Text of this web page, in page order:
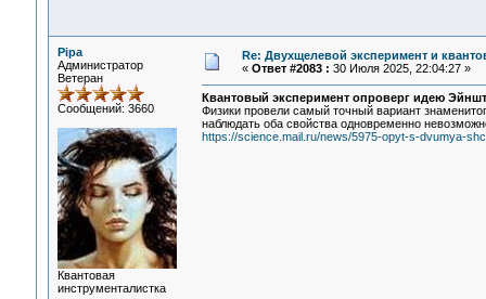
Pipa
Администратор
Ветеран
Сообщений: 3660
Квантовая
инструменталистка
Re: Двухщелевой эксперимент и
« Ответ #2083 : 30 Июля 2025, 22:04:27 »
Квантовый эксперимент опроверг идею
Физики провели самый точный вариант
наблюдать оба свойства одновременно
https://science.mail.ru/news/5975-opyt-s-dvumya-